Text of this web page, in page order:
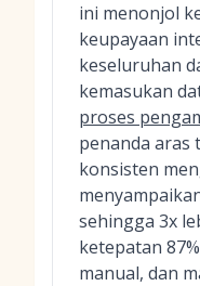
ini menonjol
keupayaan
keseluruhan
kemasukan
proses
penanda aras
konsisten
sehingga 3x
ketepatan
manual, dan